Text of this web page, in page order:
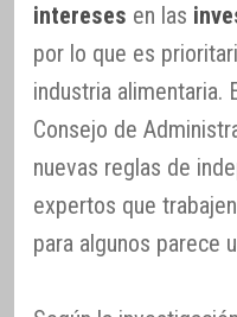
intereses en las
por lo que es
industria alimentaria.
Consejo de
nuevas reglas de
expertos que
para algunos parece